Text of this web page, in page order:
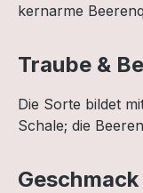
kernarme
Traube &
Die Sorte bildet
Schale; die